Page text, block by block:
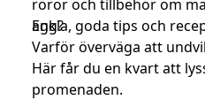
röror och tillbehör om
ägg?
Enkla, goda tips och
Varför överväga att
Här får du en kvart att
promenaden.